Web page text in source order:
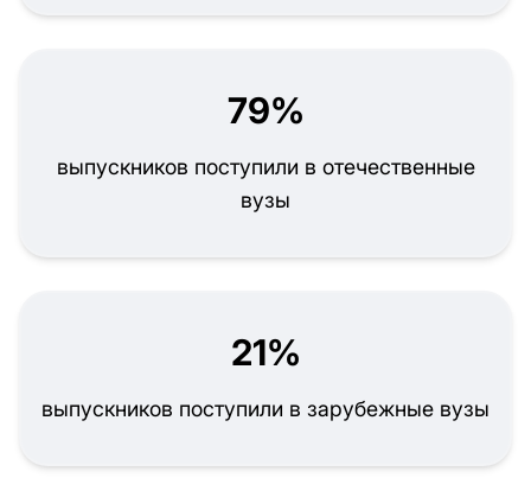
79%
выпускников поступили в отечественные
вузы
21%
выпускников поступили в зарубежные вузы